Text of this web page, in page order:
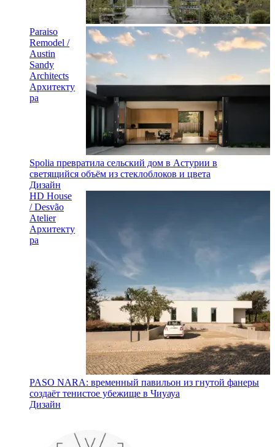
Paraiso
Remodel /
Austin
Sandy
Architects
Архитекту
ра
Spolia превратила сельский дом в Астурии в
светящийся объём из стеклоблоков и цвета
Дизайн
HD House
/ Desvão
Atelier
Архитекту
ра
PASO NARA: временный павильон из гнутой фанеры
создаёт тенистое убежище в Чиуауа
Дизайн